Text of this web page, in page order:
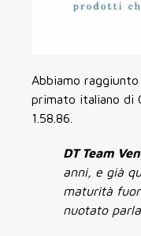
Abbiamo
primato italiano di
1.58.86.
DT Team
anni, e già
maturità
nuotato parla